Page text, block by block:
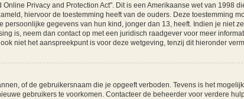
Privacy and Protection Act". Dit is een Amerikaanse wet van 1998
hiervoor de toestemming heeft van de ouders. Deze toestemming
persoonlijke gegevens van hun kind, jonger dan 13, heeft. Indien je niet
is, neem dan contact op met een juridisch raadgever voor meer
niet het aanspreekpunt is voor deze wetgeving, tenzij dit hieronder
of de gebruikersnaam die je opgeeft verboden. Tevens is het
gebruikers te voorkomen. Contacteer de beheerder voor verdere